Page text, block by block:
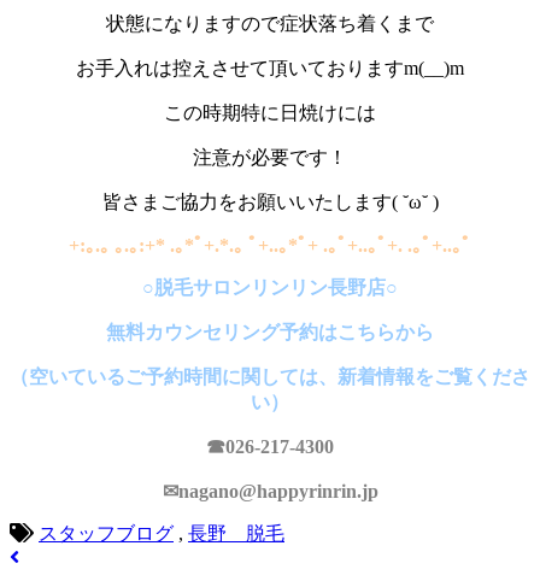
状態になりますので症状落ち着くまで
お手入れは控えさせて頂いておりますm(__)m
この時期特に日焼けには
注意が必要です！
皆さまご協力をお願いいたします( ˘ω˘ )
+:｡.｡ ｡.｡:+* .｡*ﾟ+.*.｡ ﾟ+..｡*ﾟ+ .｡ﾟ+..｡ﾟ+. .｡ﾟ+..｡ﾟ
○脱毛サロンリンリン長野店○
無料カウンセリング予約はこちらから
（空いているご予約時間に関しては、新着情報をご覧くださ
い）
☎026-217-4300
✉nagano@happyrinrin.jp
スタッフブログ , 長野 脱毛